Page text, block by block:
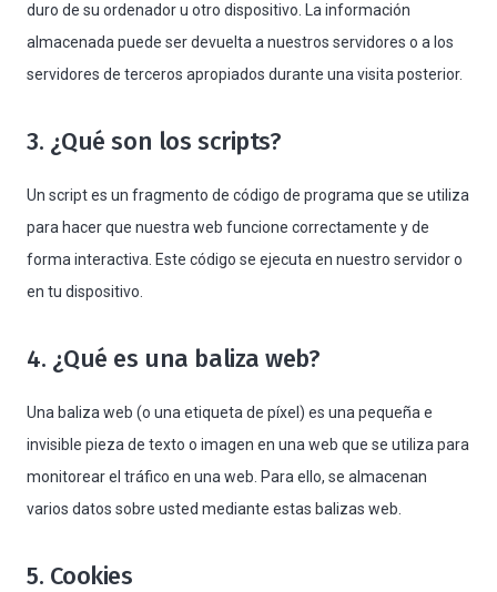
duro de su ordenador u otro dispositivo. La información
almacenada puede ser devuelta a nuestros servidores o a los
servidores de terceros apropiados durante una visita posterior.
3. ¿Qué son los scripts?
Un script es un fragmento de código de programa que se utiliza
para hacer que nuestra web funcione correctamente y de
forma interactiva. Este código se ejecuta en nuestro servidor o
en tu dispositivo.
4. ¿Qué es una baliza web?
Una baliza web (o una etiqueta de píxel) es una pequeña e
invisible pieza de texto o imagen en una web que se utiliza para
monitorear el tráfico en una web. Para ello, se almacenan
varios datos sobre usted mediante estas balizas web.
5. Cookies